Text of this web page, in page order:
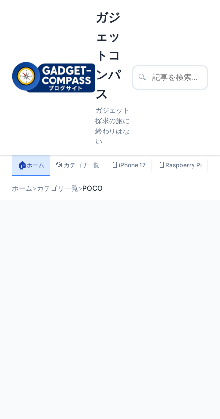
ガジ
ェッ
トコ
ンパ
ス
ガジェット
探求の旅に
終わりはな
い
🔍
🏠ホーム 📂 カテゴリ一覧 📄 iPhone 17 📄 Raspberry Pi
ホーム>カテゴリ一覧>POCO